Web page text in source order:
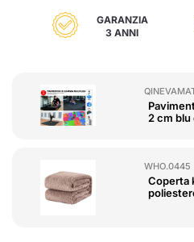
GARANZIA
3 ANNI
2 cm blu
WHO.0445
Coperta